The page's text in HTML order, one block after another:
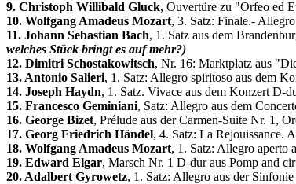
9. Christoph Willibald Gluck, Ouvertüre zu "Orfeo ed
10. Wolfgang Amadeus Mozart, 3. Satz: Finale.-
11. Johann Sebastian Bach, 1. Satz aus dem
welches Stück bringt es auf mehr?)
12. Dimitri Schostakowitsch, Nr. 16: Marktplatz aus
13. Antonio Salieri, 1. Satz: Allegro spiritoso aus dem
14. Joseph Haydn, 1. Satz. Vivace aus dem Konzert
15. Francesco Geminiani, Satz: Allegro aus dem
16. George Bizet, Prélude aus der Carmen-Suite Nr. 1,
17. Georg Friedrich Händel, 4. Satz: La Rejouissance.
18. Wolfgang Amadeus Mozart, 1. Satz: Allegro aperto
19. Edward Elgar, Marsch Nr. 1 D-dur aus Pomp and
20. Adalbert Gyrowetz, 1. Satz: Allegro aus der